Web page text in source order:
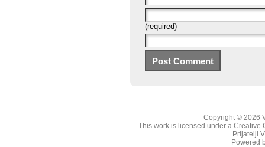
(required)
Copyright © 2026
This work is licensed under a Creative
Prijatelji
Powered